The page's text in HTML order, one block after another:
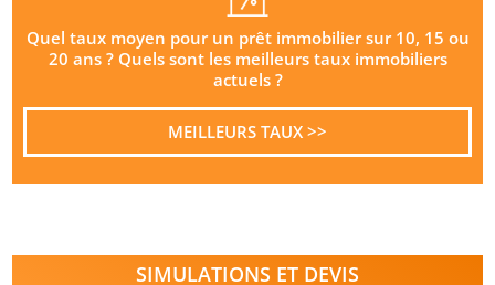
Quel taux moyen pour un prêt immobilier sur 10, 15 ou
20 ans ? Quels sont les meilleurs taux immobiliers
actuels ?
MEILLEURS TAUX >>
SIMULATIONS ET DEVIS